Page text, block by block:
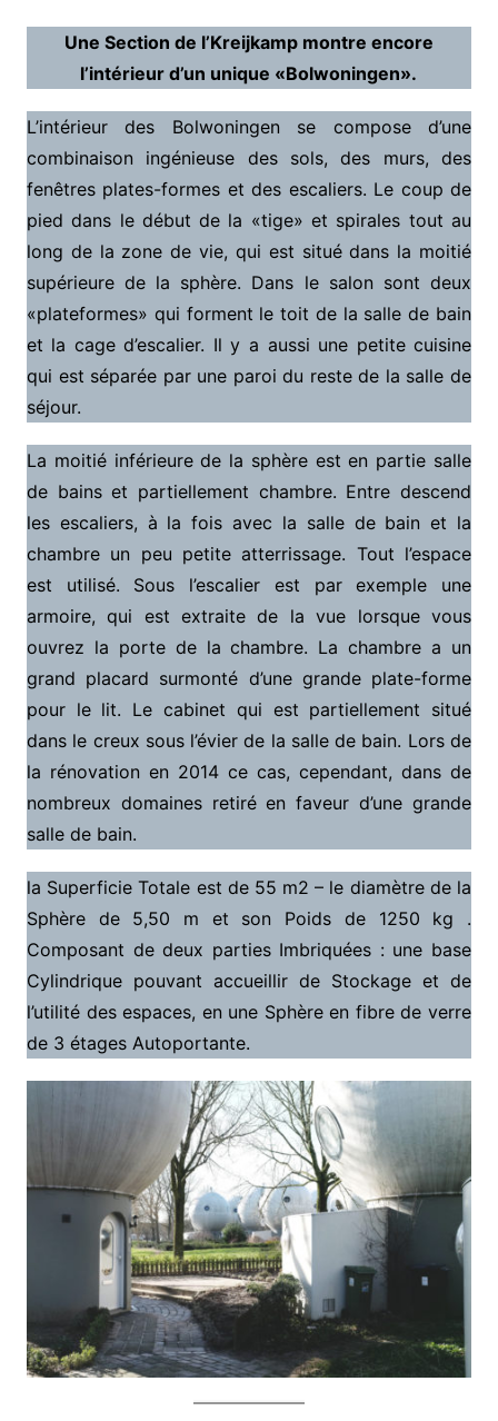
Une Section de l’Kreijkamp montre encore
l’intérieur d’un unique «Bolwoningen».
L’intérieur des Bolwoningen se compose d’une
combinaison ingénieuse des sols, des murs, des
fenêtres plates-formes et des escaliers. Le coup de
pied dans le début de la «tige» et spirales tout au
long de la zone de vie, qui est situé dans la moitié
supérieure de la sphère. Dans le salon sont deux
«plateformes» qui forment le toit de la salle de bain
et la cage d’escalier. Il y a aussi une petite cuisine
qui est séparée par une paroi du reste de la salle de
séjour.
La moitié inférieure de la sphère est en partie salle
de bains et partiellement chambre. Entre descend
les escaliers, à la fois avec la salle de bain et la
chambre un peu petite atterrissage. Tout l’espace
est utilisé. Sous l’escalier est par exemple une
armoire, qui est extraite de la vue lorsque vous
ouvrez la porte de la chambre. La chambre a un
grand placard surmonté d’une grande plate-forme
pour le lit. Le cabinet qui est partiellement situé
dans le creux sous l’évier de la salle de bain. Lors de
la rénovation en 2014 ce cas, cependant, dans de
nombreux domaines retiré en faveur d’une grande
salle de bain.
la Superficie Totale est de 55 m2 – le diamètre de la
Sphère de 5,50 m et son Poids de 1250 kg .
Composant de deux parties Imbriquées : une base
Cylindrique pouvant accueillir de Stockage et de
l’utilité des espaces, en une Sphère en fibre de verre
de 3 étages Autoportante.